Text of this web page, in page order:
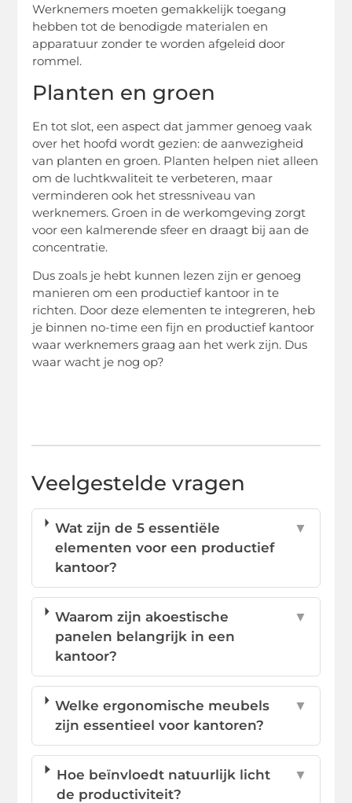
Werknemers moeten gemakkelijk toegang
hebben tot de benodigde materialen en
apparatuur zonder te worden afgeleid door
rommel.
Planten en groen
En tot slot, een aspect dat jammer genoeg vaak
over het hoofd wordt gezien: de aanwezigheid
van planten en groen. Planten helpen niet alleen
om de luchtkwaliteit te verbeteren, maar
verminderen ook het stressniveau van
werknemers. Groen in de werkomgeving zorgt
voor een kalmerende sfeer en draagt bij aan de
concentratie.
Dus zoals je hebt kunnen lezen zijn er genoeg
manieren om een productief kantoor in te
richten. Door deze elementen te integreren, heb
je binnen no-time een fijn en productief kantoor
waar werknemers graag aan het werk zijn. Dus
waar wacht je nog op?
Veelgestelde vragen
Wat zijn de 5 essentiële
elementen voor een productief
kantoor?
▼
Waarom zijn akoestische
panelen belangrijk in een
kantoor?
▼
Welke ergonomische meubels
zijn essentieel voor kantoren?
▼
Hoe beïnvloedt natuurlijk licht
de productiviteit?
▼